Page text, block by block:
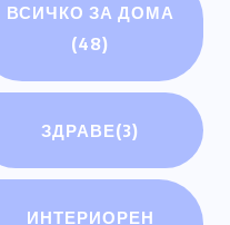
ВСИЧКО ЗА ДОМА
(48)
ЗДРАВЕ(3)
ИНТЕРИОРЕН